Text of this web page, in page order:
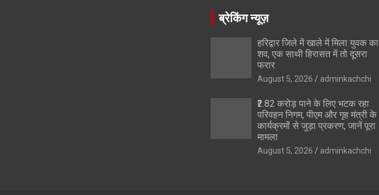
ब्रेकिंग न्यूज़
हरिद्वार जिले में खाले में मिला युवक का
शव, एक साथी हिरासत में तो दूसरा
फरार
August 5, 2026 adminkachchi
₹2.82 करोड़ पाने के लिए भटक रहा
परिवहन निगम, पीएम और गृह मंत्री के
कार्यक्रमों से जुड़ा प्रकरण, जानें पूरा
मामला
August 5, 2026 adminkachchi